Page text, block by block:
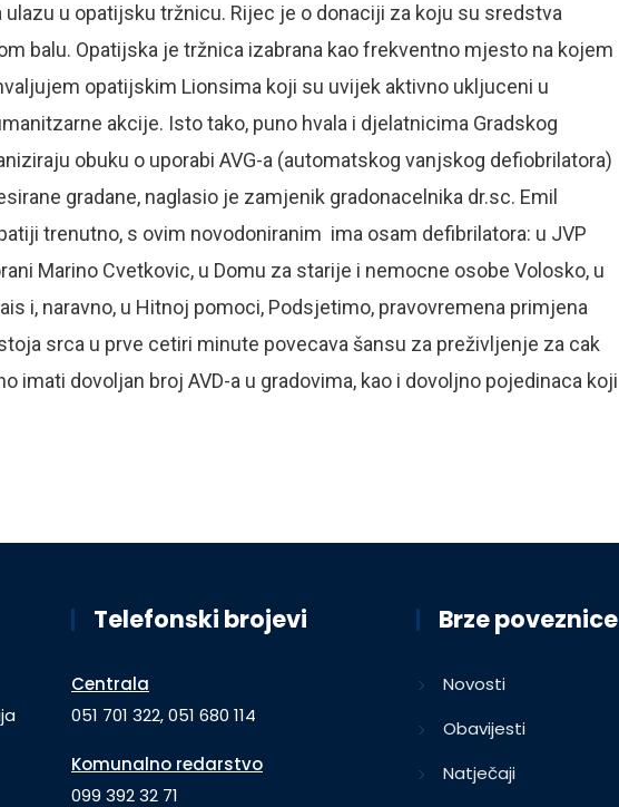
u opatijsku tržnicu. Rijec je o donaciji za koju su sredstva
balu. Opatijska je tržnica izabrana kao frekventno mjesto na kojem
opatijskim Lionsima koji su uvijek aktivno ukljuceni u
akcije. Isto tako, puno hvala i djelatnicima Gradskog
obuku o uporabi AVG-a (automatskog vanjskog defiobrilatora)
gradane, naglasio je zamjenik gradonacelnika dr.sc. Emil
trenutno, s ovim novodoniranim ima osam defibrilatora: u JVP
Marino Cvetkovic, u Domu za starije i nemocne osobe Volosko, u
i, naravno, u Hitnoj pomoci, Podsjetimo, pravovremena primjena
srca u prve cetiri minute povecava šansu za preživljenje za cak
imati dovoljan broj AVD-a u gradovima, kao i dovoljno pojedinaca koji
Telefonski brojevi
Centrala
051 701 322, 051 680 114
Komunalno redarstvo
099 392 32 71
Brze poveznice
Novosti
Obavijesti
Natječaji